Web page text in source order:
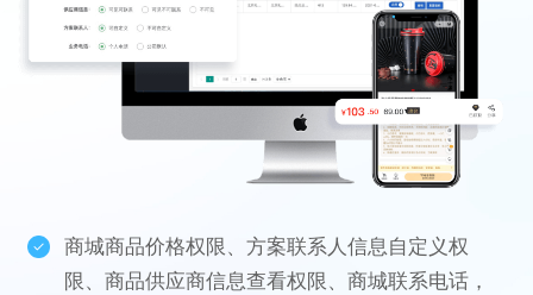
商城商品价格权限、方案联系人信息自定义权
限、商品供应商信息查看权限、商城联系电话，